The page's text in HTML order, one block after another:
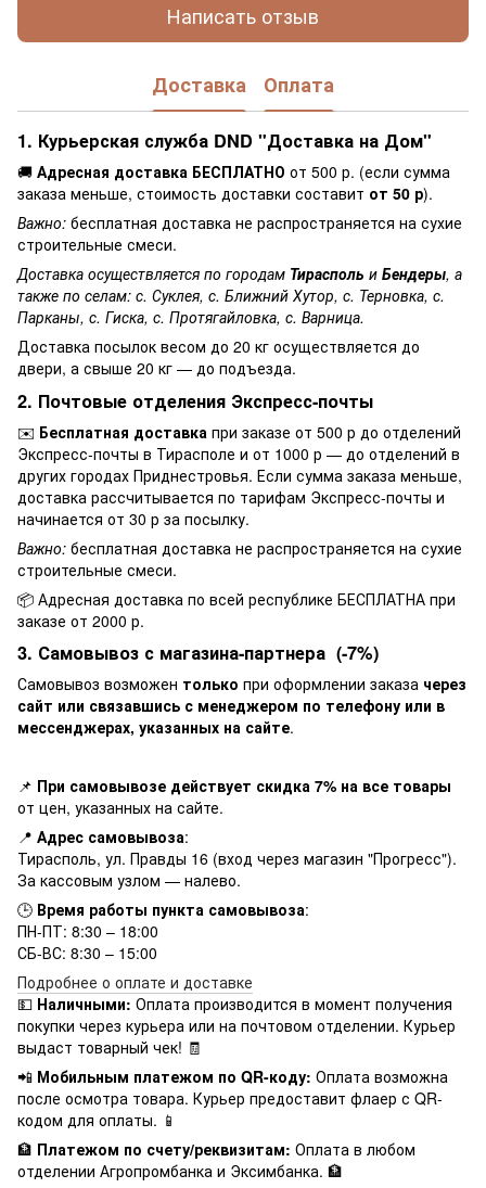
Написать отзыв
Доставка Оплата
1. Курьерская служба DND "Доставка на Дом"
🚚 Адресная доставка БЕСПЛАТНО от 500 р. (если сумма
заказа меньше, стоимость доставки составит от 50 р).
Важно: бесплатная доставка не распространяется на сухие
строительные смеси.
Доставка осуществляется по городам Тирасполь и Бендеры, а
также по селам: с. Суклея, с. Ближний Хутор, с. Терновка, с.
Парканы, с. Гиска, с. Протягайловка, с. Варница.
Доставка посылок весом до 20 кг осуществляется до
двери, а свыше 20 кг — до подъезда.
2. Почтовые отделения Экспресс-почты
✉️ Бесплатная доставка при заказе от 500 р до отделений
Экспресс-почты в Тирасполе и от 1000 р — до отделений в
других городах Приднестровья. Если сумма заказа меньше,
доставка рассчитывается по тарифам Экспресс-почты и
начинается от 30 р за посылку.
Важно: бесплатная доставка не распространяется на сухие
строительные смеси.
📦 Адресная доставка по всей республике БЕСПЛАТНА при
заказе от 2000 р.
3. Самовывоз с магазина-партнера (-7%)
Самовывоз возможен только при оформлении заказа через
сайт или связавшись с менеджером по телефону или в
мессенджерах, указанных на сайте.
📌 При самовывозе действует скидка 7% на все товары
от цен, указанных на сайте.
📍 Адрес самовывоза:
Тирасполь, ул. Правды 16 (вход через магазин "Прогресс").
За кассовым узлом — налево.
🕒 Время работы пункта самовывоза:
ПН-ПТ: 8:30 – 18:00
СБ-ВС: 8:30 – 15:00
Подробнее о оплате и доставке
💵 Наличными: Оплата производится в момент получения
покупки через курьера или на почтовом отделении. Курьер
выдаст товарный чек! 🧾
📲 Мобильным платежом по QR-коду: Оплата возможна
после осмотра товара. Курьер предоставит флаер с QR-
кодом для оплаты. 📱
🏦 Платежом по счету/реквизитам: Оплата в любом
отделении Агропромбанка и Эксимбанка. 🏦